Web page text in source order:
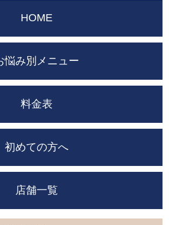
HOME
悩み別メニュー
料金表
初めての方へ
店舗一覧